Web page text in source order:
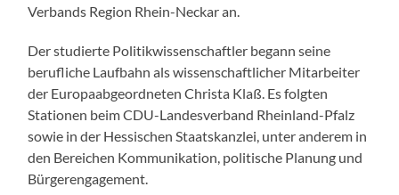
Verbands Region Rhein-Neckar an.
Der studierte Politikwissenschaftler begann seine
berufliche Laufbahn als wissenschaftlicher Mitarbeiter
der Europaabgeordneten Christa Klaß. Es folgten
Stationen beim CDU-Landesverband Rheinland-Pfalz
sowie in der Hessischen Staatskanzlei, unter anderem in
den Bereichen Kommunikation, politische Planung und
Bürgerengagement.